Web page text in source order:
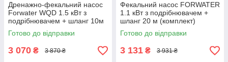
Дренажно-фекальний насос
Forwater WQD 1.5 кВт з
подрібнювачем + шланг 10м
(або 20м)
Готово до відправки
3 070 ₴ 3 870 ₴
Фекальний насос FORWATER
1.1 кВт з подрібнювачем +
шланг 20 м (комплект)
гарантія 3 роки
Готово до відправки
3 131 ₴ 3 931 ₴